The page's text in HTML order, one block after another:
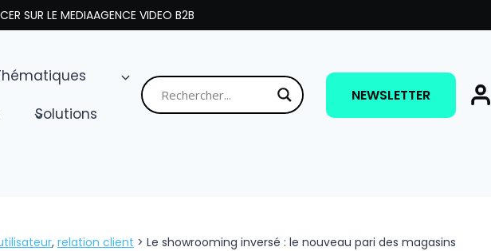
SUR LE MEDIAAGENCE VIDEO B2B
Solutions
NEWSLETTER
, relation client > Le showrooming inversé : le nouveau pari des magasins